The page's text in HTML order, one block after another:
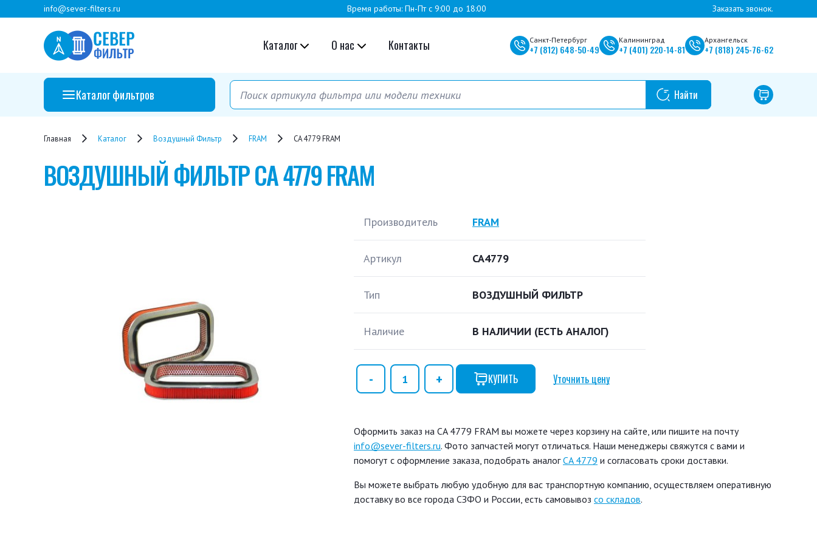
info@sever-filters.ru Время работы: Пн-Пт с 9:00 до 18:00 Заказать звонок.
Каталог О нас Контакты Санкт-Петербург
+7 (812) 648-50-49
Калининград
+7 (401) 220-14-81
Архангельск
+7 (818) 245-76-62
Каталог фильтров
Главная Каталог Воздушный Фильтр FRAM CA 4779 FRAM
ВОЗДУШНЫЙ ФИЛЬТРCA 4779 FRAM
Производитель FRAM
Артикул CA4779
Тип ВОЗДУШНЫЙ ФИЛЬТР
Наличие В НАЛИЧИИ (ЕСТЬ АНАЛОГ)
КУПИТЬ Уточнить цену
Оформить заказ на CA 4779 FRAM вы можете через корзину на сайте, или пишите на почту
info@sever-filters.ru. Фото запчастей могут отличаться. Наши менеджеры свяжутся с вами и
помогут с оформление заказа, подобрать аналогCA 4779 и согласовать сроки доставки.
Вы можете выбрать любую удобную для вас транспортную компанию, осуществляем оперативную
доставку во все города СЗФО и России, есть самовывоз со складов.